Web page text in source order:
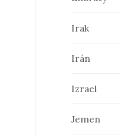
Irak
Irán
Izrael
Jemen